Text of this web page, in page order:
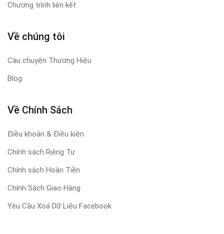
Chương trình liên kết
Về chúng tôi
Câu chuyện Thương Hiệu
Blog
Về Chính Sách
Điều khoản & Điều kiện
Chính sách Riêng Tư
Chính sách Hoàn Tiền
Chính Sách Giao Hàng
Yêu Cầu Xoá Dữ Liệu Facebook